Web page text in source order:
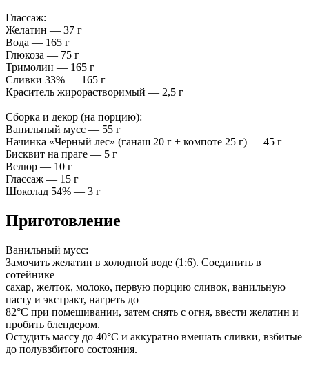
Глассаж:
Желатин — 37 г
Вода — 165 г
Глюкоза — 75 г
Тримолин — 165 г
Сливки 33% — 165 г
Краситель жирорастворимый — 2,5 г
Сборка и декор (на порцию):
Ванильный мусс — 55 г
Начинка «Черный лес» (ганаш 20 г + компоте 25 г) — 45 г
Бисквит на праге — 5 г
Велюр — 10 г
Глассаж — 15 г
Шоколад 54% — 3 г
Приготовление
Ванильный мусс:
Замочить желатин в холодной воде (1:6). Соединить в
сотейнике
сахар, желток, молоко, первую порцию сливок, ванильную
пасту и экстракт, нагреть до
82°C при помешивании, затем снять с огня, ввести желатин и
пробить блендером.
Остудить массу до 40°C и аккуратно вмешать сливки, взбитые
до полувзбитого состояния.